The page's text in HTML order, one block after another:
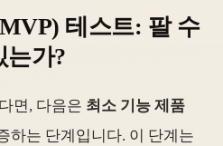
테스트: 팔 수
는가?
면, 다음은 최소 기능 제품
하는 단계입니다. 이 단계는